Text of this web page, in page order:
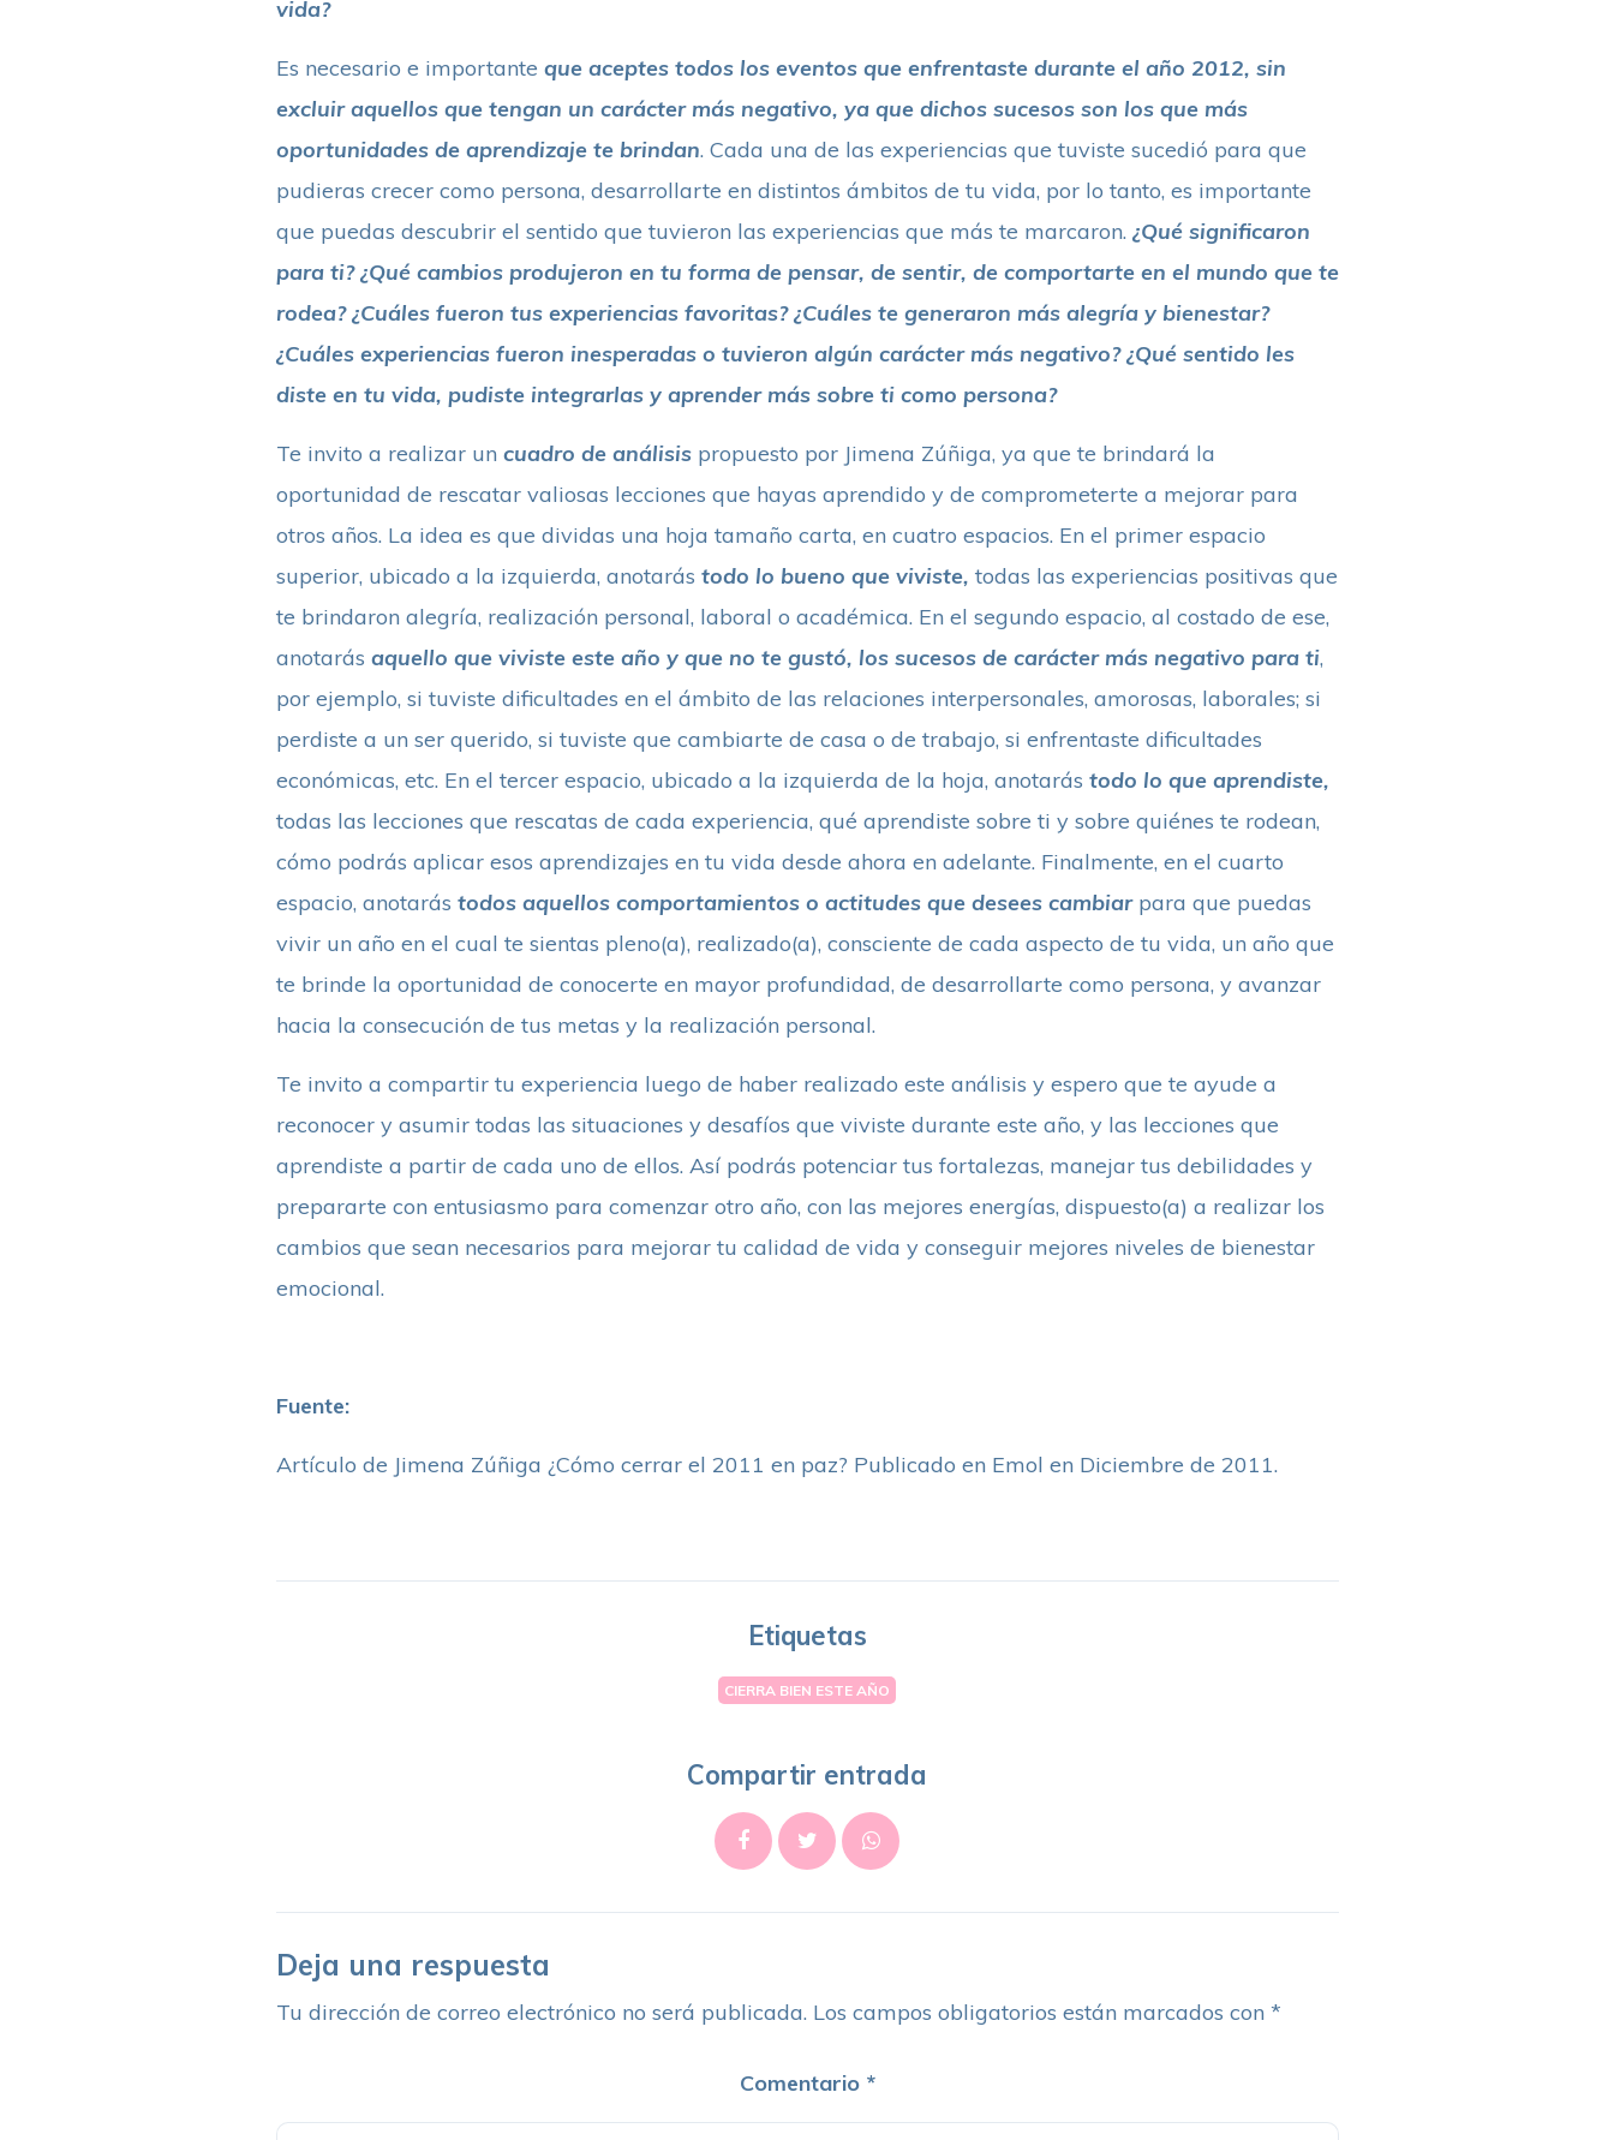
vida?
Es necesario e importante que aceptes todos los eventos que enfrentaste durante el año 2012, sin
excluir aquellos que tengan un carácter más negativo, ya que dichos sucesos son los que más
oportunidades de aprendizaje te brindan. Cada una de las experiencias que tuviste sucedió para que
pudieras crecer como persona, desarrollarte en distintos ámbitos de tu vida, por lo tanto, es importante
que puedas descubrir el sentido que tuvieron las experiencias que más te marcaron. ¿Qué significaron
para ti? ¿Qué cambios produjeron en tu forma de pensar, de sentir, de comportarte en el mundo que te
rodea? ¿Cuáles fueron tus experiencias favoritas? ¿Cuáles te generaron más alegría y bienestar?
¿Cuáles experiencias fueron inesperadas o tuvieron algún carácter más negativo? ¿Qué sentido les
diste en tu vida, pudiste integrarlas y aprender más sobre ti como persona?
Te invito a realizar un cuadro de análisispropuesto por Jimena Zúñiga, ya que te brindará la
oportunidad de rescatar valiosas lecciones que hayas aprendido y de comprometerte a mejorar para
otros años. La idea es que dividas una hoja tamaño carta, en cuatro espacios. En el primer espacio
superior, ubicado a la izquierda, anotarás todo lo bueno que viviste, todas las experiencias positivas que
te brindaron alegría, realización personal, laboral o académica. En el segundo espacio, al costado de ese,
anotarás aquello que viviste este año y que no te gustó, los sucesos de carácter más negativo para ti,
por ejemplo, si tuviste dificultades en el ámbito de las relaciones interpersonales, amorosas, laborales; si
perdiste a un ser querido, si tuviste que cambiarte de casa o de trabajo, si enfrentaste dificultades
económicas, etc. En el tercer espacio, ubicado a la izquierda de la hoja, anotarás todo lo que aprendiste,
todas las lecciones que rescatas de cada experiencia, qué aprendiste sobre ti y sobre quiénes te rodean,
cómo podrás aplicar esos aprendizajes en tu vida desde ahora en adelante. Finalmente, en el cuarto
espacio, anotarás todos aquellos comportamientos o actitudes que desees cambiarpara que puedas
vivir un año en el cual te sientas pleno(a), realizado(a), consciente de cada aspecto de tu vida, un año que
te brinde la oportunidad de conocerte en mayor profundidad, de desarrollarte como persona, y avanzar
hacia la consecución de tus metas y la realización personal.
Te invito a compartir tu experiencia luego de haber realizado este análisis y espero que te ayude a
reconocer y asumir todas las situaciones y desafíos que viviste durante este año, y las lecciones que
aprendiste a partir de cada uno de ellos. Así podrás potenciar tus fortalezas, manejar tus debilidades y
prepararte con entusiasmo para comenzar otro año, con las mejores energías, dispuesto(a) a realizar los
cambios que sean necesarios para mejorar tu calidad de vida y conseguir mejores niveles de bienestar
emocional.
Fuente:
Artículo de Jimena Zúñiga ¿Cómo cerrar el 2011 en paz? Publicado en Emol en Diciembre de 2011.
Etiquetas
CIERRA BIEN ESTE AÑO
Compartir entrada
Deja una respuesta
Tu dirección de correo electrónico no será publicada. Los campos obligatorios están marcados con *
Comentario *